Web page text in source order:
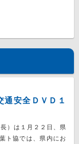
安全ＤＶＤ１
）は１月２２日、県
ト協では、県内にお